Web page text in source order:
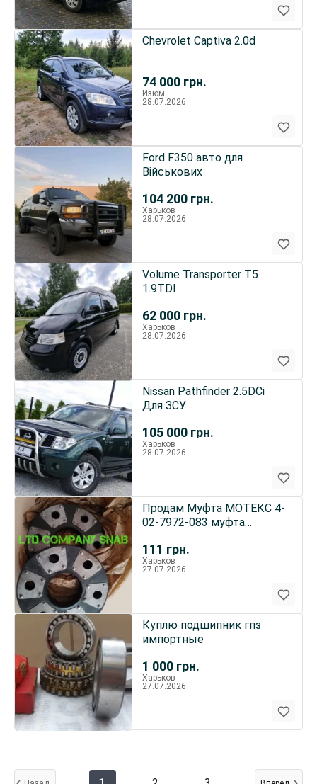
74 000 грн.
Chevrolet Captiva 2.0d
Изюм
28.07.2026
104 200 грн.
Ford F350 авто для
Військових
Харьков
28.07.2026
62 000 грн.
Volume Transporter T5
1.9TDI
Харьков
28.07.2026
105 000 грн.
Nissan Pathfinder 2.5DCi
Для ЗСУ
Харьков
28.07.2026
111 грн.
Продам Муфта МОТЕКС 4-
02-7972-083 муфта
Харьков
27.07.2026
1 000 грн.
Куплю подшипник гпз
импортные
Харьков
27.07.2026